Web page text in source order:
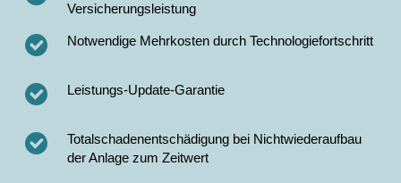
Versicherungsleistung
Notwendige Mehrkosten durch Technologiefortschritt
Leistungs-Update-Garantie
Totalschadenentschädigung bei Nichtwiederaufbau
der Anlage zum Zeitwert